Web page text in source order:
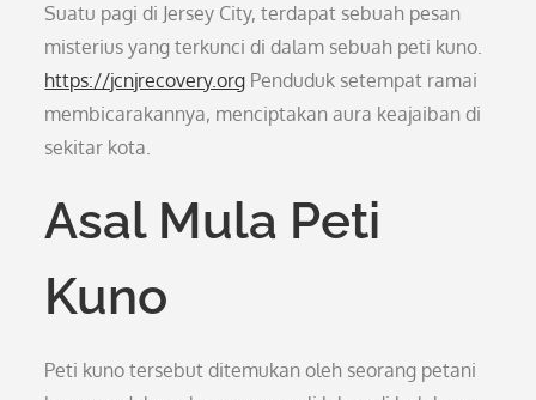
Suatu pagi di Jersey City, terdapat sebuah pesan
misterius yang terkunci di dalam sebuah peti kuno.
https://jcnjrecovery.org Penduduk setempat ramai
membicarakannya, menciptakan aura keajaiban di
sekitar kota.
Asal Mula Peti
Kuno
Peti kuno tersebut ditemukan oleh seorang petani